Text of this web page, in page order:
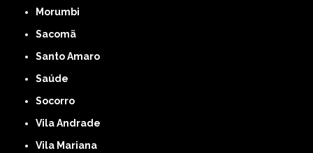
Morumbi
Sacomã
Santo Amaro
Saúde
Socorro
Vila Andrade
Vila Mariana